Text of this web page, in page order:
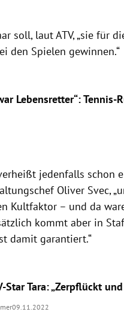
soll, laut ATV, „sie für
den Spielen gewinnen.“
Lebensretter“:
jedenfalls schon
Oliver Svec,
Kultfaktor – und da
kommt aber in
damit garantiert.“
Star Tara: „Zerpflückt
09.11.2022